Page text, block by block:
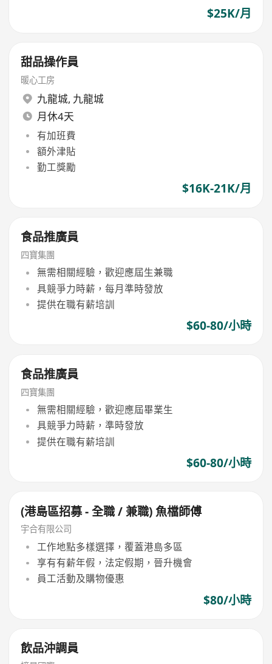
$25K/月
甜品操作員
暖心工房
九龍城, 九龍城
月休4天
有加班費
額外津貼
勤工獎勵
$16K-21K/月
食品推廣員
四寶集團
無需相關經驗，歡迎應屆生兼職
具競爭力時薪，每月準時發放
提供在職有薪培訓
$60-80/小時
食品推廣員
四寶集團
無需相關經驗，歡迎應屆畢業生
具競爭力時薪，準時發放
提供在職有薪培訓
$60-80/小時
(港島區招募 - 全職 / 兼職) 魚檔師傅
宇合有限公司
工作地點多樣選擇，覆蓋港島多區
享有有薪年假，法定假期，晉升機會
員工活動及購物優惠
$80/小時
飲品沖調員